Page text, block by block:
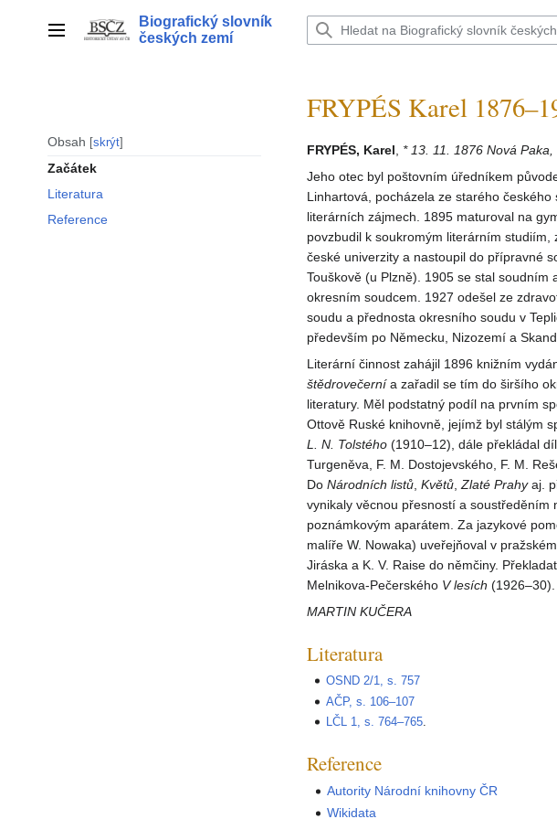
Hlavní menu
Biografický slovník
českých zemí
Obsah skrýt
Začátek
Literatura
Reference
FRYPÉS Karel
FRYPÉS, Karel
* 13. 11. 1876 Nová
Jeho otec byl poštovním úředníkem
Linhartová, pocházela ze starého
literárních zájmech. 1895 maturoval na
povzbudil k soukromým literárním
české univerzity a nastoupil do přípravné
Touškově (u Plzně). 1905 se stal soudním
okresním soudcem. 1927 odešel ze
soudu a přednosta okresního soudu v
především po Německu, Nizozemí a
Literární činnost zahájil 1896 knižním
štědrovečernía zařadil se tím do širšího
literatury. Měl podstatný podíl na prvním
Ottově Ruské knihovně, jejímž byl stálým
L. N. Tolstého (1910–12), dále překládal
Turgeněva, F. M. Dostojevského, F. M.
Do Národních listů Květů Zlaté Prahyaj.
vynikaly věcnou přesností a soustředěním
poznámkovým aparátem. Za jazykové
malíře W. Nowaka) uveřejňoval v
Jiráska a K. V. Raise do němčiny.
Melnikova-Pečerského V lesích
MARTIN KUČERA
Literatura
OSND 2/1, s. 757
AČP, s. 106–107
LČL 1, s. 764–765
Reference
Autority Národní knihovny ČR
Wikidata